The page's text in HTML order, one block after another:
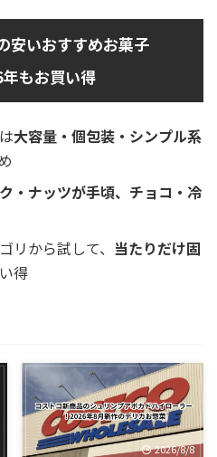
安いおすすめお菓子
もお買い得
大容量・個包装・シンプル系
・ナッツが手頃、チョコ・冷
リから試して、 当たりだけ固
得
2026/8/8